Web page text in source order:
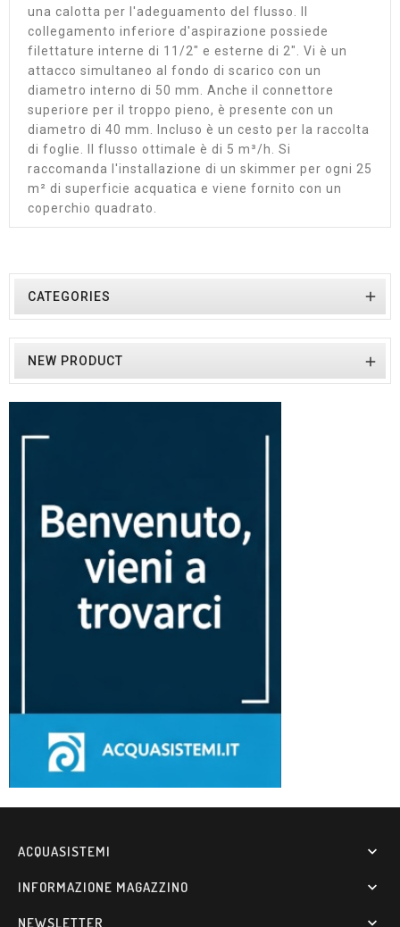
una calotta per l'adeguamento del flusso. Il
collegamento inferiore d'aspirazione possiede
filettature interne di 11/2" e esterne di 2". Vi è un
attacco simultaneo al fondo di scarico con un
diametro interno di 50 mm. Anche il connettore
superiore per il troppo pieno, è presente con un
diametro di 40 mm. Incluso è un cesto per la raccolta
di foglie. Il flusso ottimale è di 5 m³/h. Si
raccomanda l'installazione di un skimmer per ogni 25
m² di superficie acquatica e viene fornito con un
coperchio quadrato.
CATEGORIES 
NEW PRODUCT 
ACQUASISTEMI 
INFORMAZIONE MAGAZZINO 
NEWSLETTER